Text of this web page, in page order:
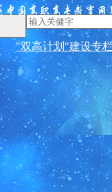
"双高计划"建设专